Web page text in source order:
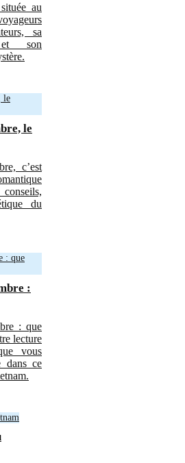
au
sa
et son
le
c’est
du
:
: que
lecture
vous
dans ce